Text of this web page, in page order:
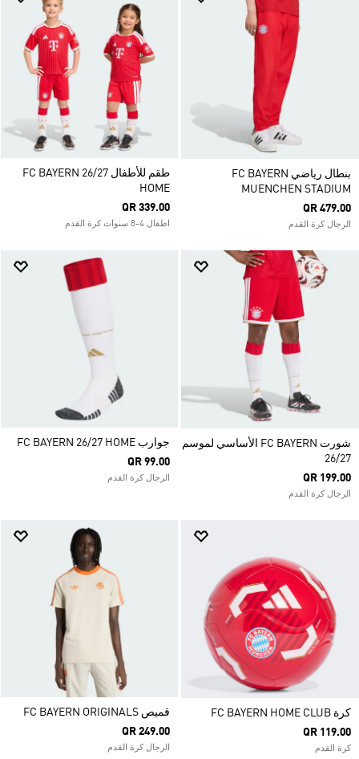
بنطال رياضي FC BAYERN
MUENCHEN STADIUM
QR 479.00
الرجال كرة القدم
طقم للأطفال FC BAYERN 26/27
HOME
QR 339.00
اطفال 4-8 سنوات كرة القدم
شورت FC BAYERN الأساسي لموسم
26/27
QR 199.00
الرجال كرة القدم
جوارب FC BAYERN 26/27 HOME
QR 99.00
الرجال كرة القدم
كرة FC BAYERN HOME CLUB
QR 119.00
كرة القدم
قميص FC BAYERN ORIGINALS
QR 249.00
الرجال كرة القدم